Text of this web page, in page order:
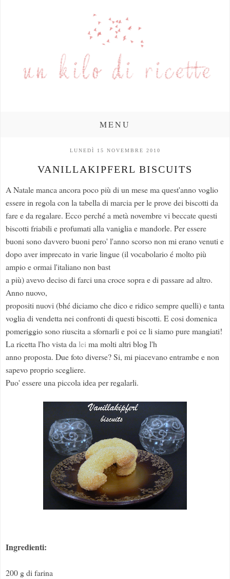
MENU
LUNEDÌ 15 NOVEMBRE 2010
VANILLAKIPFERL BISCUITS
A Natale manca ancora poco più di un mese ma quest'anno voglio
essere in regola con la tabella di marcia per le prove dei biscotti da
fare e da regalare. Ecco perché a metà novembre vi beccate questi
biscotti friabili e profumati alla vaniglia e mandorle. Per essere
buoni sono davvero buoni pero' l'anno scorso non mi erano venuti e
dopo aver imprecato in varie lingue (il vocabolario é molto più
ampio e ormai l'italiano non bast
a più) avevo deciso di farci una croce sopra e di passare ad altro.
Anno nuovo,
propositi nuovi (bhé diciamo che dico e ridico sempre quelli) e tanta
voglia di vendetta nei confronti di questi biscotti. E cosi domenica
pomeriggio sono riuscita a sfornarli e poi ce li siamo pure mangiati!
La ricetta l'ho vista da leima molti altri blog l'h
anno proposta. Due foto diverse? Si, mi piacevano entrambe e non
sapevo proprio scegliere.
Puo' essere una piccola idea per regalarli.
Ingredienti:
200 g di farina